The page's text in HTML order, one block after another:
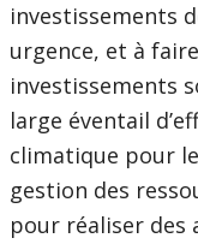
investissements
urgence, et à
investissements
large éventail
climatique pour
gestion des
pour réaliser des